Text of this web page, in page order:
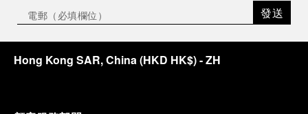
發送
Hong Kong SAR, China(HKD HK$)- ZH